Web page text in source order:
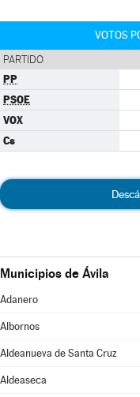
VOTOS
PARTIDO
PP
PSOE
VOX
Cs
Municipios de Ávila
Adanero
Albornos
Aldeanueva de Santa Cruz
Aldeaseca